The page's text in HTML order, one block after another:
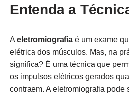
Entenda a
A eletromiografia é um exame
elétrica dos músculos. Mas, na
significa? É uma técnica que
os impulsos elétricos gerados
contraem. A eletromiografia pode